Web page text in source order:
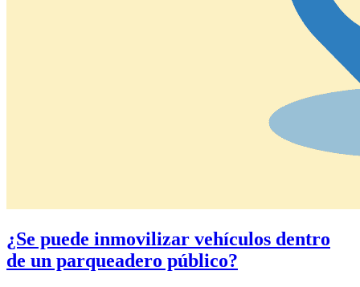
¿Se puede inmovilizar vehículos dentro
de un parqueadero público?